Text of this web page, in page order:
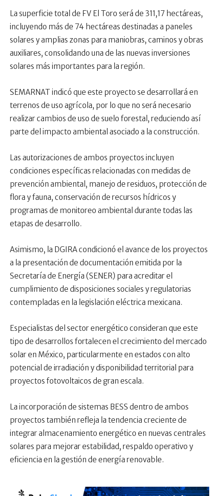
La superficie total de FV El Toro será de 311,17 hectáreas,
incluyendo más de 74 hectáreas destinadas a paneles
solares y amplias zonas para maniobras, caminos y obras
auxiliares, consolidando una de las nuevas inversiones
solares más importantes para la región.
SEMARNAT indicó que este proyecto se desarrollará en
terrenos de uso agrícola, por lo que no será necesario
realizar cambios de uso de suelo forestal, reduciendo así
parte del impacto ambiental asociado a la construcción.
Las autorizaciones de ambos proyectos incluyen
condiciones específicas relacionadas con medidas de
prevención ambiental, manejo de residuos, protección de
flora y fauna, conservación de recursos hídricos y
programas de monitoreo ambiental durante todas las
etapas de desarrollo.
Asimismo, la DGIRA condicionó el avance de los proyectos
a la presentación de documentación emitida por la
Secretaría de Energía (SENER) para acreditar el
cumplimiento de disposiciones sociales y regulatorias
contempladas en la legislación eléctrica mexicana.
Especialistas del sector energético consideran que este
tipo de desarrollos fortalecen el crecimiento del mercado
solar en México, particularmente en estados con alto
potencial de irradiación y disponibilidad territorial para
proyectos fotovoltaicos de gran escala.
La incorporación de sistemas BESS dentro de ambos
proyectos también refleja la tendencia creciente de
integrar almacenamiento energético en nuevas centrales
solares para mejorar estabilidad, respaldo operativo y
eficiencia en la gestión de energía renovable.